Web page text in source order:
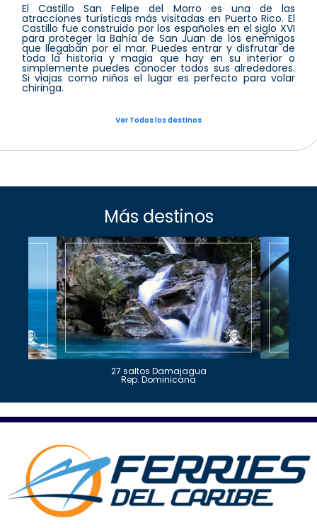
El Castillo San Felipe del Morro es una de las
atracciones turísticas más visitadas en Puerto Rico. El
Castillo fue construido por los españoles en el siglo XVI
para proteger la Bahía de San Juan de los enemigos
que llegaban por el mar. Puedes entrar y disfrutar de
toda la historia y magia que hay en su interíor o
simplemente puedes conocer todos sus alrededores.
Si viajas como niños el lugar es perfecto para volar
chiringa.
Ver Todos los destinos
Más destinos
27 saltos Damajagua
Rep. Dominicana